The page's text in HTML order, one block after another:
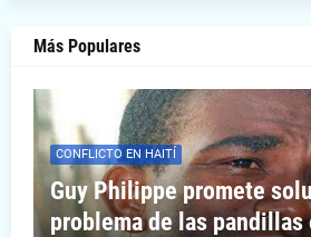
Más Populares
CONFLICTO EN HAITÍ
Guy Philippe promete
problema de las